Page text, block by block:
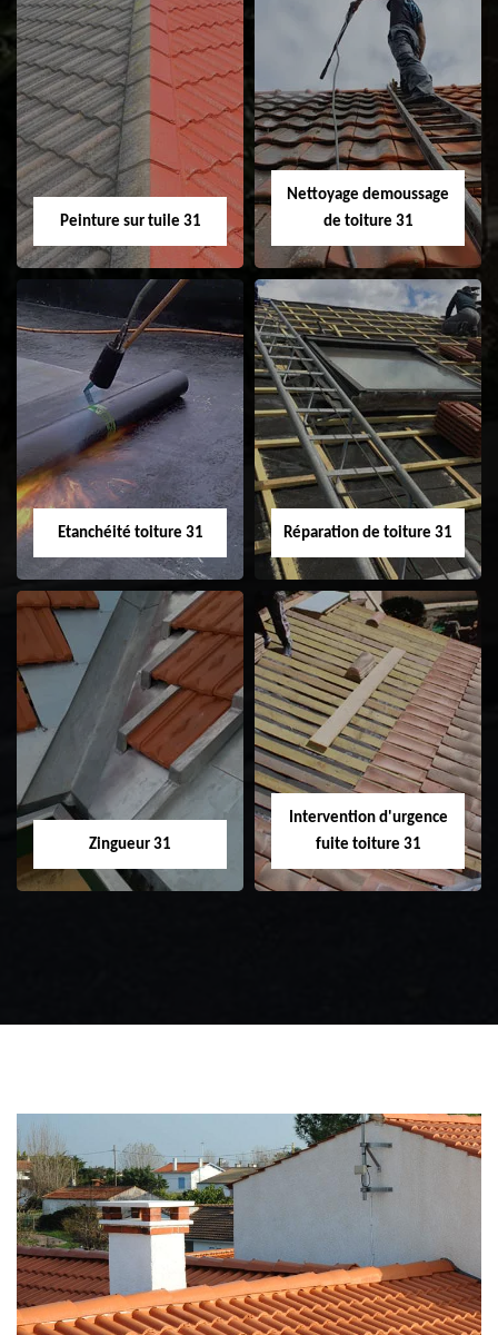
Nettoyage et
ravalement de
façade 31
Isolation toiture 31
Peinture sur tuile 31
Peinture sur tuile
31
Nettoyage demoussage
de toiture 31
Nettoyage
demoussage de
toiture 31
Etanchéité toiture 31
Etanchéité toiture
31
Réparation de toiture 31
Réparation de
toiture 31
Zingueur 31
Intervention d'urgence
fuite toiture 31